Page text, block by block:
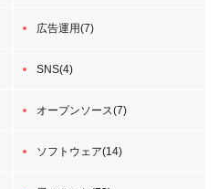
広告運用(7)
SNS(4)
オープンソース(7)
ソフトウェア(14)